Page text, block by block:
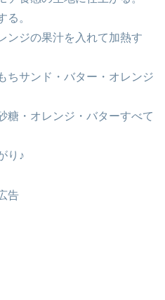
。
ジの果汁を入れて加熱す
サンド・バター・オレンジ
・オレンジ・バターすべて
り♪
告